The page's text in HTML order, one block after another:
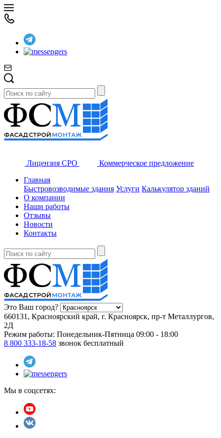
Лицензия СРО
Коммерческое предложение
Главная
Быстровозводимые здания Услуги Калькулятор зданий
О компании
Наши работы
Отзывы
Новости
Контакты
Это Ваш город?
660131, Красноярский край, г. Красноярск, пр-т Металлургов,
2Д
Режим работы: Понедельник-Пятница 09:00 - 18:00
8 800 333-18-58 звонок бесплатный
Мы в соцсетях: